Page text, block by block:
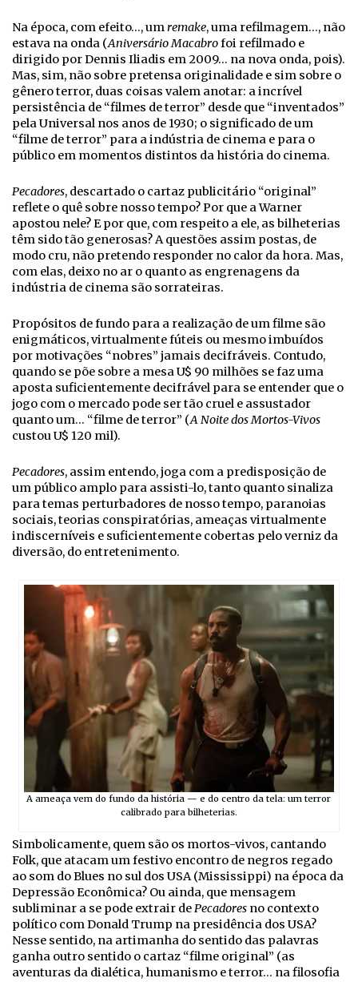
Na época, com efeito…, umremake, uma refilmagem…, não
estava na onda (Aniversário Macabrofoi refilmado e
dirigido por Dennis Iliadis em 2009… na nova onda, pois).
Mas, sim, não sobre pretensa originalidade e sim sobre o
gênero terror, duas coisas valem anotar: a incrível
persistência de “filmes de terror” desde que “inventados”
pela Universal nos anos de 1930; o significado de um
“filme de terror” para a indústria de cinema e para o
público em momentos distintos da história do cinema.
Pecadores, descartado o cartaz publicitário “original”
reflete o quê sobre nosso tempo? Por que a Warner
apostou nele? E por que, com respeito a ele, as bilheterias
têm sido tão generosas? A questões assim postas, de
modo cru, não pretendo responder no calor da hora. Mas,
com elas, deixo no ar o quanto as engrenagens da
indústria de cinema são sorrateiras.
Propósitos de fundo para a realização de um filme são
enigmáticos, virtualmente fúteis ou mesmo imbuídos
por motivações “nobres” jamais decifráveis. Contudo,
quando se põe sobre a mesa U$ 90 milhões se faz uma
aposta suficientemente decifrável para se entender que o
jogo com o mercado pode ser tão cruel e assustador
quanto um… “filme de terror” (A Noite dos Mortos-Vivos
custou U$ 120 mil).
Pecadores, assim entendo, joga com a predisposição de
um público amplo para assisti-lo, tanto quanto sinaliza
para temas perturbadores de nosso tempo, paranoias
sociais, teorias conspiratórias, ameaças virtualmente
indiscerníveis e suficientemente cobertas pelo verniz da
diversão, do entretenimento.
A ameaça vem do fundo da história — e do centro da tela: um terror
calibrado para bilheterias.
Simbolicamente, quem são os mortos-vivos, cantando
Folk, que atacam um festivo encontro de negros regado
ao som do Blues no sul dos USA (Mississippi) na época da
Depressão Econômica? Ou ainda, que mensagem
subliminar a se pode extrair dePecadores no contexto
político com Donald Trump na presidência dos USA?
Nesse sentido, na artimanha do sentido das palavras
ganha outro sentido o cartaz “filme original” (as
aventuras da dialética, humanismo e terror… na filosofia